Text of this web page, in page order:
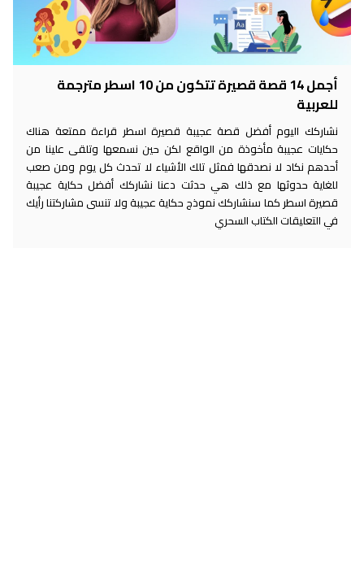
أجمل 14 قصة قصيرة تتكون من 10 اسطر مترجمة
للعربية
نشاركك اليوم أفضل قصة عجيبة قصيرة اسطر قراءة ممتعة هناك
حكايات عجيبة مأخوذة من الواقع لكن حين نسمعها وتلقى علينا من
أحدهم نكاد لا نصدقها فمثل تلك الأشياء لا تحدث كل يوم ومن صعب
للغاية حدوثها مع ذلك هي حدثت دعنا نشاركك أفضل حكاية عجيبة
قصيرة اسطر كما سنشاركك نموذج حكاية عجيبة ولا تنسى مشاركتنا رأيك
في التعليقات الكتاب السحري